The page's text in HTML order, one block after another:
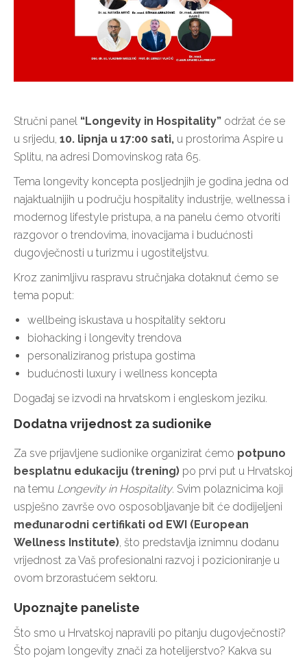
Stručni panel “Longevity in Hospitality” održat će se
u srijedu, 10. lipnja u 17:00 sati, u prostorima Aspire u
Splitu, na adresi Domovinskog rata 65.
Tema longevity koncepta posljednjih je godina jedna od
najaktualnijih u području hospitality industrije, wellnessa i
modernog lifestyle pristupa, a na panelu ćemo otvoriti
razgovor o trendovima, inovacijama i budućnosti
dugovječnosti u turizmu i ugostiteljstvu.
Kroz zanimljivu raspravu stručnjaka dotaknut ćemo se
tema poput:
wellbeing iskustava u hospitality sektoru
biohacking i longevity trendova
personaliziranog pristupa gostima
budućnosti luxury i wellness koncepta
Događaj se izvodi na hrvatskom i engleskom jeziku.
Dodatna vrijednost za sudionike
Za sve prijavljene sudionike organizirat ćemo potpuno
besplatnu edukaciju (trening) po prvi put u Hrvatskoj
na temu Longevity in Hospitality. Svim polaznicima koji
uspješno završe ovo osposobljavanje bit će dodijeljeni
međunarodni certifikati od EWI (European
Wellness Institute) , što predstavlja iznimnu dodanu
vrijednost za Vaš profesionalni razvoj i pozicioniranje u
ovom brzorastućem sektoru.
Upoznajte paneliste
Što smo u Hrvatskoj napravili po pitanju dugovječnosti?
Što pojam longevity znači za hotelijerstvo? Kakva su